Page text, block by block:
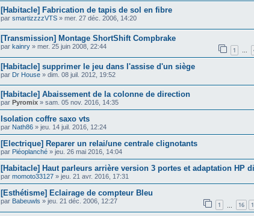
[Habitacle] Fabrication de tapis de sol en fibre
par smartizzzzVTS » mer. 27 déc. 2006, 14:20
[Transmission] Montage ShortShift Compbrake
par kainry » mer. 25 juin 2008, 22:44 1 …
[Habitacle] supprimer le jeu dans l'assise d'un siège
par Dr House » dim. 08 juil. 2012, 19:52
[Habitacle] Abaissement de la colonne de direction
par Pyromix » sam. 05 nov. 2016, 14:35
Isolation coffre saxo vts
par Nath86 » jeu. 14 juil. 2016, 12:24
[Electrique] Reparer un relai/une centrale clignotants
par Piéoplanché » jeu. 26 mai 2016, 14:04
[Habitacle] Haut parleurs arrière version 3 portes et adaptation HP
par momoto33127 » jeu. 21 avr. 2016, 17:31
[Esthétisme] Eclairage de compteur Bleu
par Babeuwls » jeu. 21 déc. 2006, 12:27 1 16